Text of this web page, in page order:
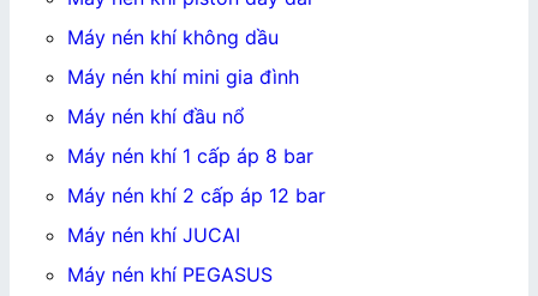
Máy nén khí không dầu
Máy nén khí mini gia đình
Máy nén khí đầu nổ
Máy nén khí 1 cấp áp 8 bar
Máy nén khí 2 cấp áp 12 bar
Máy nén khí JUCAI
Máy nén khí PEGASUS